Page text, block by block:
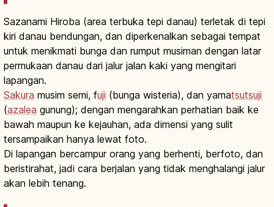
Sazanami Hiroba (area terbuka tepi danau) terletak di tepi
kiri danau bendungan, dan diperkenalkan sebagai tempat
untuk menikmati bunga dan rumput musiman dengan latar
permukaan danau dari jalur jalan kaki yang mengitari
lapangan.
Sakura musim semi, fuji (bunga wisteria), dan yamatsutsuji
(azalea gunung); dengan mengarahkan perhatian baik ke
bawah maupun ke kejauhan, ada dimensi yang sulit
tersampaikan hanya lewat foto.
Di lapangan bercampur orang yang berhenti, berfoto, dan
beristirahat, jadi cara berjalan yang tidak menghalangi jalur
akan lebih tenang.